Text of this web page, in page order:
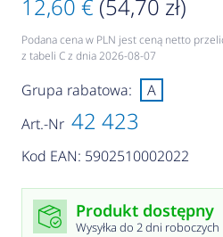
12,60 € (54,70 zł)
Podana cena w PLN jest ceną netto
z tabeli C z dnia 2026-08-07
Art.-Nr 42 423
Kod EAN: 5902510002022
Grupa rabatowa: A
Produkt dostępny
Wysyłka do 2 dni roboczych